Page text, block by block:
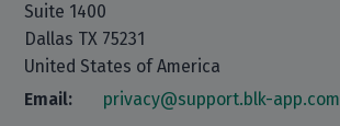
Suite 1400
Dallas TX 75231
United States of America
Email:
privacy@support.blk-app.com